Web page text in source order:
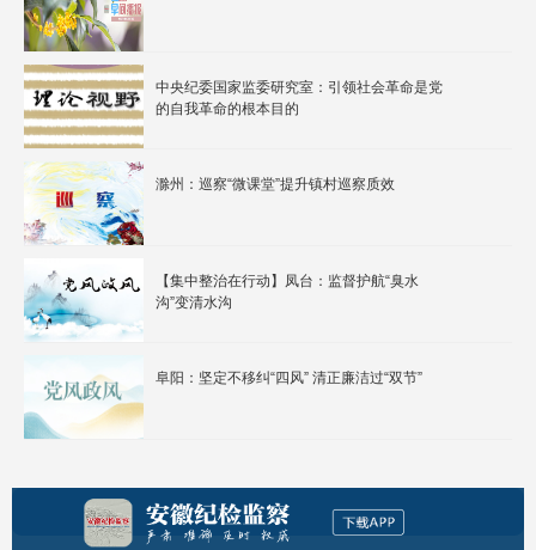
中央纪委国家监委研究室：引领社会革命是党
的自我革命的根本目的
滁州：巡察“微课堂”提升镇村巡察质效
【集中整治在行动】凤台：监督护航“臭水
沟”变清水沟
阜阳：坚定不移纠“四风” 清正廉洁过“双节”